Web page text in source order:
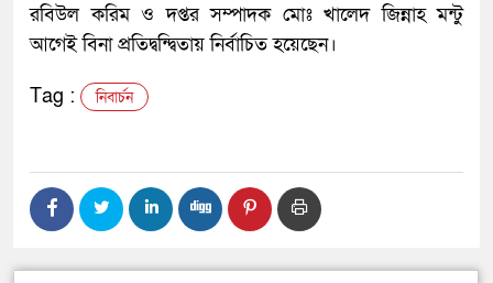
রবিউল করিম ও দপ্তর সম্পাদক মোঃ খালেদ জিন্নাহ মন্টু
আগেই বিনা প্রতিদ্বন্দ্বিতায় নির্বাচিত হয়েছেন।
Tag : নিবার্চন